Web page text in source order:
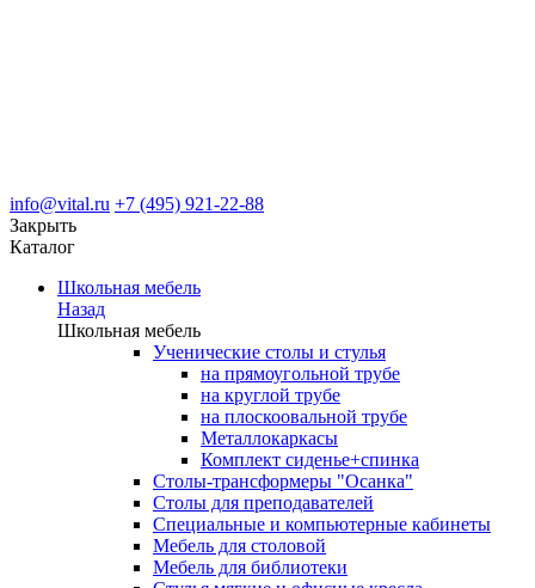
info@vital.ru +7 (495) 921-22-88
Закрыть
Каталог
Школьная мебель
Назад
Школьная мебель
Ученические столы и стулья
на прямоугольной трубе
на круглой трубе
на плоскоовальной трубе
Металлокаркасы
Комплект сиденье+спинка
Столы-трансформеры "Осанка"
Столы для преподавателей
Специальные и компьютерные кабинеты
Мебель для столовой
Мебель для библиотеки